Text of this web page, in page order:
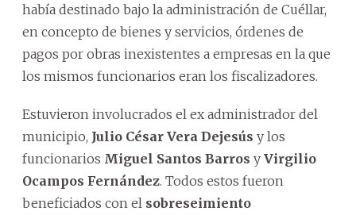
había destinado bajo la administración de Cuéllar,
en concepto de bienes y servicios, órdenes de
pagos por obras inexistentes a empresas en la que
los mismos funcionarios eran los fiscalizadores.
Estuvieron involucrados el ex administrador del
municipio, Julio César Vera Dejesús y los
funcionarios Miguel Santos Barros y Virgilio
Ocampos Fernández. Todos estos fueron
beneficiados con el sobreseimiento